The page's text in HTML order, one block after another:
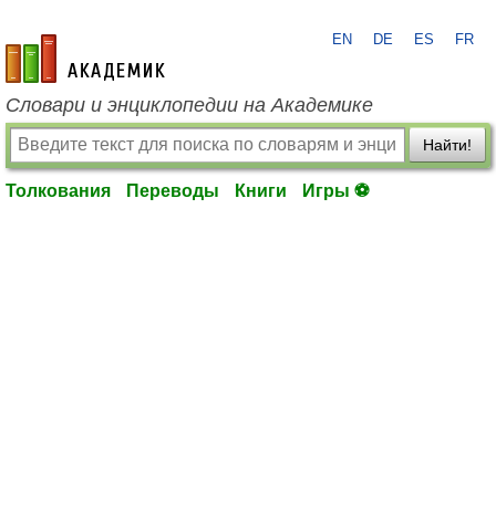
academic.ru
EN DE ES FR
Словари и энциклопедии на Академике
Найти!
Толкования Переводы Книги Игры ⚽